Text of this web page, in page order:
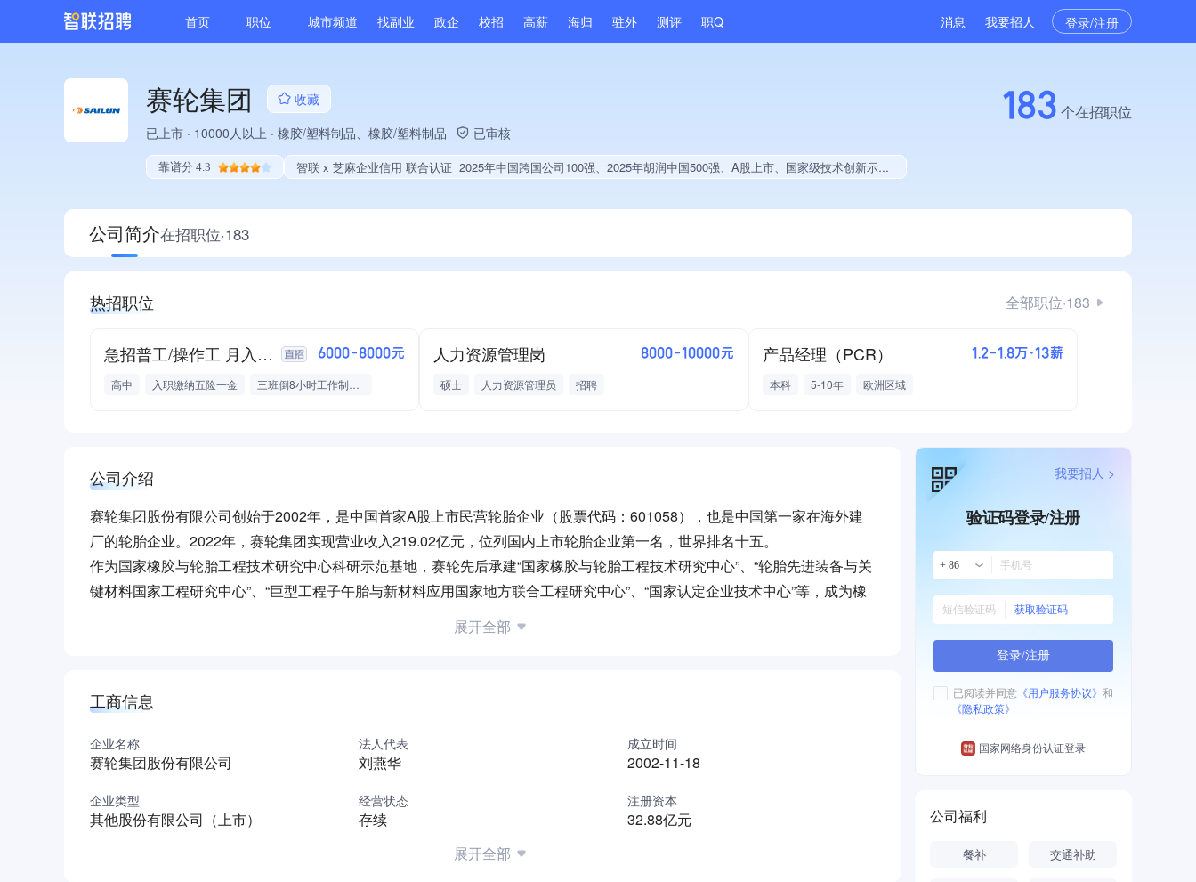
首页 职位 城市频道 找副业 政企 校招 高薪 海归 驻外 测评 职Q 消息 我要招人 登录/注册
赛轮集团
收藏
已上市 · 10000人以上 · 橡胶/塑料制品、橡胶/塑料制品 已审核
靠谱分 4.3 智联 x 芝麻企业信用 联合认证 2025年中国跨国公司100强、2025年胡润中国500强、A股上市、国家级技术创新示范企业、国家企业技术中心、高新技术企业、央企供应商、战略性新兴领域创新能力、市县级政府引导基金投资、绝对控股5家公司、薪资水平全省同行前30%、旗下品牌同行前5%、海关高级认证、A级纳税人、多产业布局、拥有节能环保技术、拥有高价值专利、专利授权量同领域前50、技术布局行业领先、经营年限全国同行前5%、集团核心成员、权威管理体系认证、权威产品认证、发债企业、拥有连锁品牌、大学生就业贡献、拥有绿色资质、拥有工艺创新能力、拥有美术作品、美术作品创作量位于同行前5%、拥有多项著作权、软件研发量位于同行前500
183 个在招职位
公司简介在招职位·183
热招职位 全部职位·183
急招普工/操作工 月入8000（包住 提供低价住宿） 6000-8000元
高中 入职缴纳五险一金 三班倒8小时工作制，中夜班补贴
人力资源管理岗 8000-10000元
硕士 人力资源管理员 招聘
产品经理（PCR） 1.2-1.8万·13薪
本科 5-10年 欧洲区域
公司介绍
赛轮集团股份有限公司创始于2002年，是中国首家A股上市民营轮胎企业（股票代码：601058），也是中国第一家在海外建
厂的轮胎企业。2022年，赛轮集团实现营业收入219.02亿元，位列国内上市轮胎企业第一名，世界排名十五。
作为国家橡胶与轮胎工程技术研究中心科研示范基地，赛轮先后承建“国家橡胶与轮胎工程技术研究中心”、“轮胎先进装备与关
键材料国家工程研究中心”、“巨型工程子午胎与新材料应用国家地方联合工程研究中心”、“国家认定企业技术中心”等，成为橡
赛轮集团荣获“国家智能制造试点示范企业”、“国家工业互联网试点示范企业”、“国家物联网集成创新与融合应用示范企
题（即“魔鬼三角”定律），并通过包括欧盟标签法规双A级、TÜV莱茵“节能先锋”、 TÜV MARK、中国橡胶工业协会《轮胎标
签分级标准》3A级等专业认证。
赛轮始终坚持走科技创新之路，自主研发和制造的世界最大63吋巨型子午线轮胎，打破了国际技术垄断；公司申请国内外专利
1544项，发明专利254项。
赛轮在全球拥有七大智能制造基地，具备全钢子午线轮胎2540万条、半钢子午线轮胎8200万条、非公路轮胎38万吨的年生产
能力， 为欧、美、亚、非等一百八十多个国家和地区用户提供高品质的轮胎产品与出行服务。
生；携手“WCC世界儿童癌症慈善组织”，帮助癌症儿童及其家庭渡过难关；向青岛科技大学累计捐赠4000多万元；先后向雅
展开全部
工商信息
企业名称
赛轮集团股份有限公司
法人代表
刘燕华
成立时间
2002-11-18
企业类型
其他股份有限公司（上市）
经营状态
存续
注册资本
32.88亿元
展开全部
验证码登录/注册
+ 86
获取验证码
登录/注册
已阅读并同意 《用户服务协议》 和
《隐私政策》
国家网络身份认证登录
我要招人 >
公司福利
餐补 交通补助